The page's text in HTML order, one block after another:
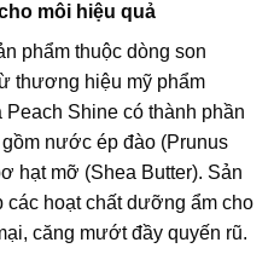
môi hiệu quả
phẩm thuộc dòng son
thương hiệu mỹ phẩm
Shine có thành phần
nước ép đào (Prunus
hạt mỡ (Shea Butter). Sản
các hoạt chất dưỡng ẩm cho
căng mướt đầy quyến rũ.